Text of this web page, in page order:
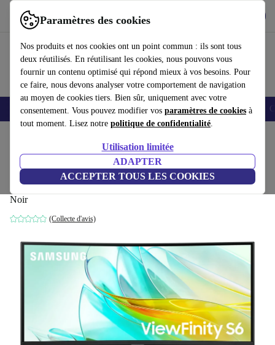
Paramètres des cookies
Nos produits et nos cookies ont un point commun : ils sont tous
deux réutilisés. En réutilisant les cookies, nous pouvons vous
fournir un contenu optimisé qui répond mieux à vos besoins. Pour
ce faire, nous devons analyser votre comportement de navigation
au moyen de cookies tiers. Bien sûr, uniquement avec votre
consentement. Vous pouvez modifier vos paramètres de cookies à
tout moment. Lisez notre politique de confidentialité.
Utilisation limitée
ADAPTER
ACCEPTER TOUS LES COOKIES
Utilisez refurbed rapidement et facilement
Smartphones Laptops Tablettes Montres connectées Accessoires
Samsung Viewfinity S6 S65UC | 34-
pouces
Noir
(Collecte d'avis)